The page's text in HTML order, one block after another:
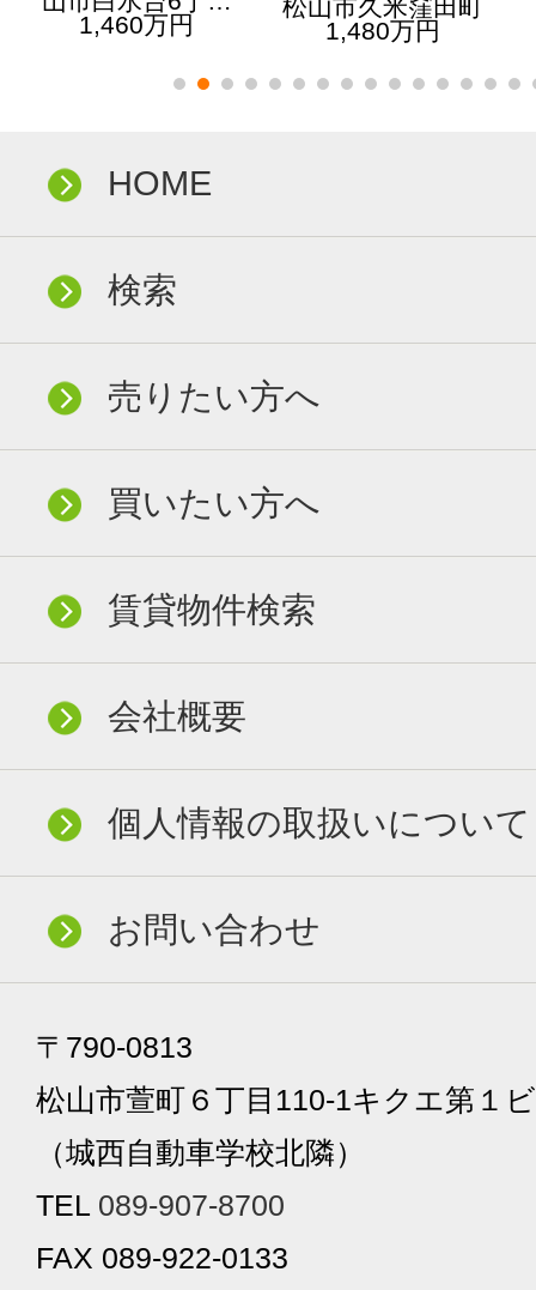
1,460万円
松山市久米窪田町
1,480万円
HOME
検索
売りたい方へ
買いたい方へ
賃貸物件検索
会社概要
個人情報の取扱いについて
お問い合わせ
〒790-0813
松山市萱町６丁目110-1キクエ第１
（城西自動車学校北隣）
TEL 089-907-8700
FAX 089-922-0133